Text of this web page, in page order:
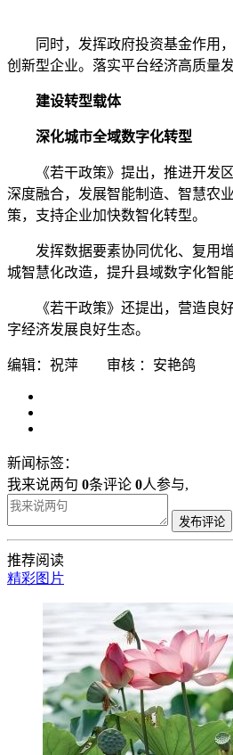
同时，发挥政府投资基金作用
创新型企业。落实平台经济高质量
建设转型载体
深化城市全域数字化转型
《若干政策》提出，推进开发
深度融合，发展智能制造、智慧农
策，支持企业加快数智化转型。
发挥数据要素协同优化、复用
城智慧化改造，提升县域数字化智
《若干政策》还提出，营造
字经济发展良好生态。
编辑：祝萍 审核 ：安艳鸽
新闻标签：
我来说两句 0条评论 0人参与,
发布评论
推荐阅读